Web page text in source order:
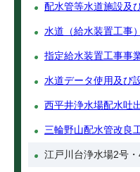
配水管等水道施設及
水道（給水装置工事
指定給水装置工事事
水道データ使用及び
西平井浄水場配水吐
三輪野山配水管改良
江戸川台浄水場2号